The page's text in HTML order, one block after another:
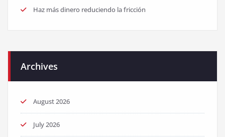
Haz más dinero reduciendo la fricción
Archives
August 2026
July 2026